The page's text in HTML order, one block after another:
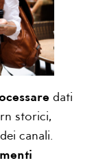
dati
storici,
canali.